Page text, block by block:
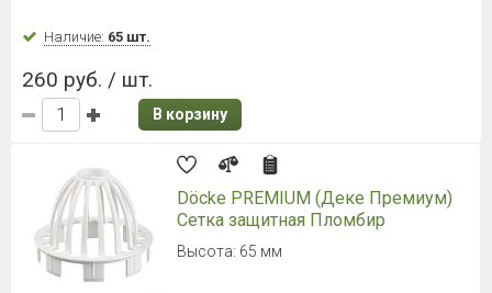
Наличие: 65 шт.
260 руб. / шт.
В корзину
Döcke PREMIUM (Деке Премиум)
Сетка защитная Пломбир
Высота: 65 мм